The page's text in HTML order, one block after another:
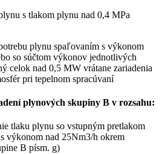
s tlakom plynu nad 0,4 MPa
plynu spaľovaním s výkonom
so súčtom výkonov jednotlivých
celok nad 0,5 MW vrátane zariadenia
pri tepelnom spracúvaní
plynových skupiny B v rozsahu:
tlaku plynu so vstupným pretlakom
výkonom nad 25Nm3/h okrem
B písm. g)